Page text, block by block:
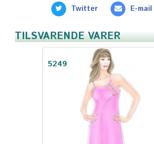
Twitter E-mail
TILSVARENDE VARER
5249